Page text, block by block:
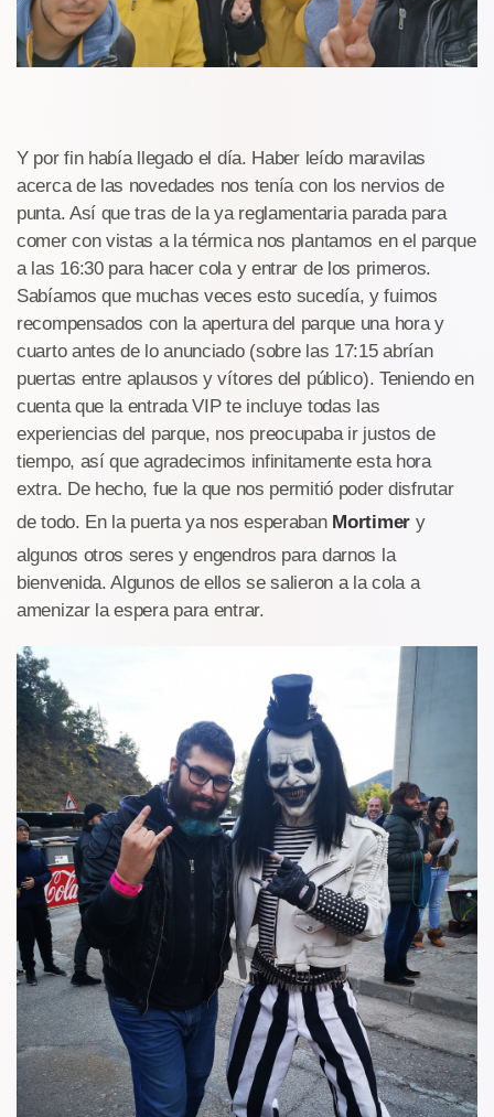
Y por fin había llegado el día. Haber leído maravilas
acerca de las novedades nos tenía con los nervios de
punta. Así que tras de la ya reglamentaria parada para
comer con vistas a la térmica nos plantamos en el parque
a las 16:30 para hacer cola y entrar de los primeros.
Sabíamos que muchas veces esto sucedía, y fuimos
recompensados con la apertura del parque una hora y
cuarto antes de lo anunciado (sobre las 17:15 abrían
puertas entre aplausos y vítores del público). Teniendo en
cuenta que la entrada VIP te incluye todas las
experiencias del parque, nos preocupaba ir justos de
tiempo, así que agradecimos infinitamente esta hora
extra. De hecho, fue la que nos permitió poder disfrutar
de todo. En la puerta ya nos esperaban Mortimery
algunos otros seres y engendros para darnos la
bienvenida. Algunos de ellos se salieron a la cola a
amenizar la espera para entrar.